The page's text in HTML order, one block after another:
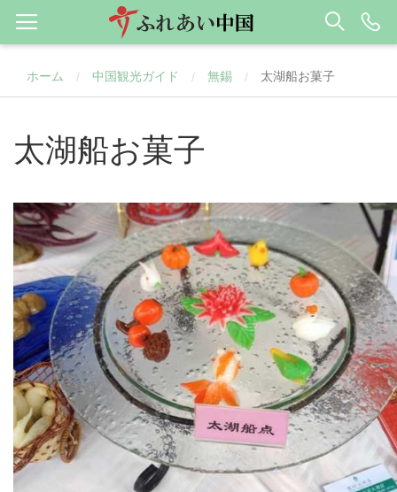
ホーム / 中国観光ガイド / 無錫 / 太湖船お菓子
太湖船お菓子